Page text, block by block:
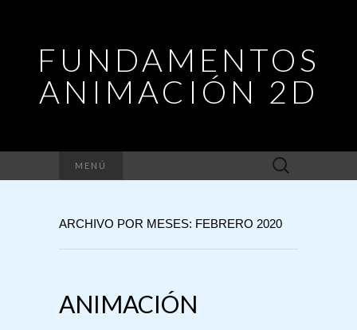
FUNDAMENTOS
ANIMACIÓN 2D
MENÚ Buscar:
ARCHIVO POR MESES: FEBRERO 2020
ANIMACIÓN